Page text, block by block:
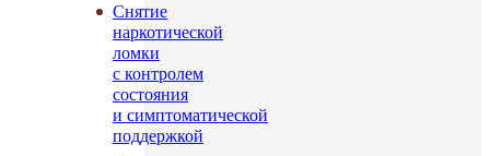
Снятие
наркотической
ломки
с контролем
состояния
и симптоматической
поддержкой